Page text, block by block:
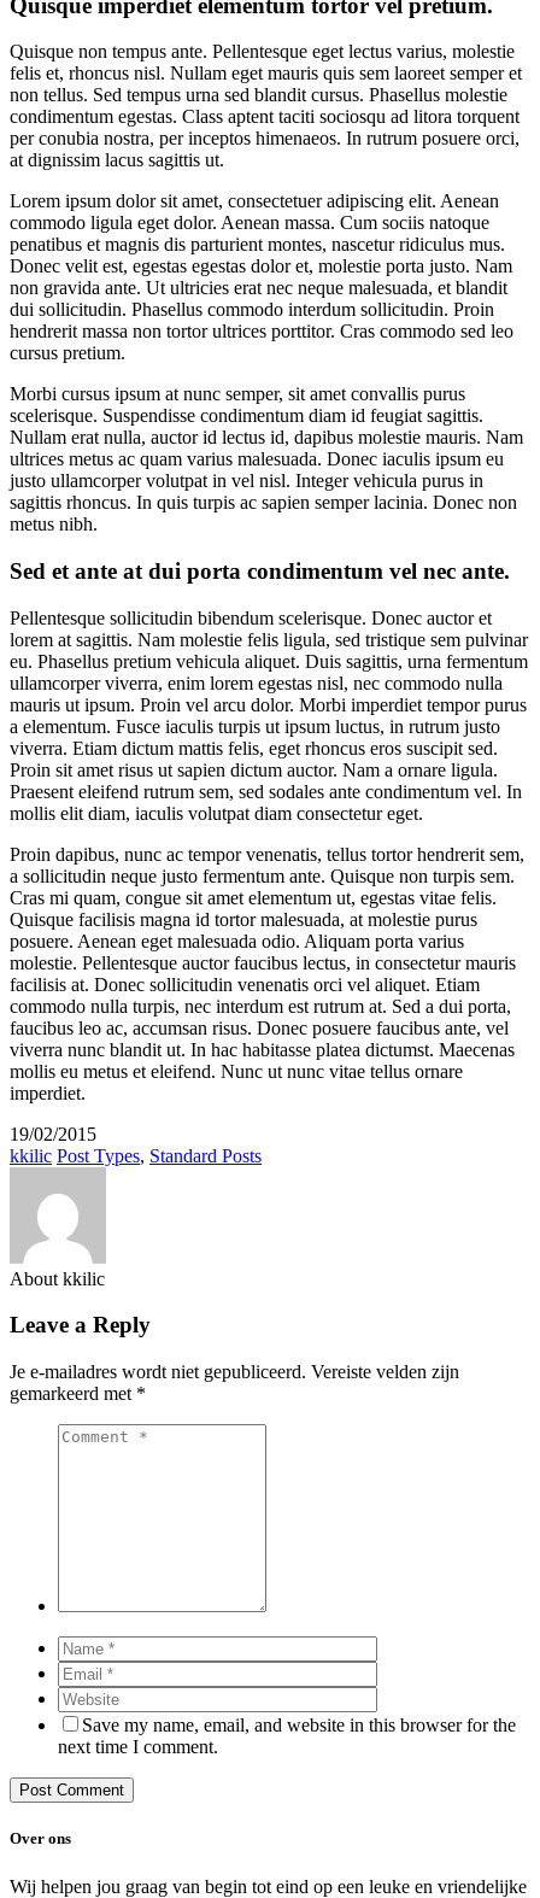
Quisque non tempus ante. Pellentesque eget lectus varius, molestie
felis et, rhoncus nisl. Nullam eget mauris quis sem laoreet semper et
non tellus. Sed tempus urna sed blandit cursus. Phasellus molestie
condimentum egestas. Class aptent taciti sociosqu ad litora torquent
per conubia nostra, per inceptos himenaeos. In rutrum posuere orci,
at dignissim lacus sagittis ut.
Lorem ipsum dolor sit amet, consectetuer adipiscing elit. Aenean
commodo ligula eget dolor. Aenean massa. Cum sociis natoque
penatibus et magnis dis parturient montes, nascetur ridiculus mus.
Donec velit est, egestas egestas dolor et, molestie porta justo. Nam
non gravida ante. Ut ultricies erat nec neque malesuada, et blandit
dui sollicitudin. Phasellus commodo interdum sollicitudin. Proin
hendrerit massa non tortor ultrices porttitor. Cras commodo sed leo
cursus pretium.
Morbi cursus ipsum at nunc semper, sit amet convallis purus
scelerisque. Suspendisse condimentum diam id feugiat sagittis.
Nullam erat nulla, auctor id lectus id, dapibus molestie mauris. Nam
ultrices metus ac quam varius malesuada. Donec iaculis ipsum eu
justo ullamcorper volutpat in vel nisl. Integer vehicula purus in
sagittis rhoncus. In quis turpis ac sapien semper lacinia. Donec non
metus nibh.
Sed et ante at dui porta condimentum vel nec ante.
Pellentesque sollicitudin bibendum scelerisque. Donec auctor et
lorem at sagittis. Nam molestie felis ligula, sed tristique sem pulvinar
eu. Phasellus pretium vehicula aliquet. Duis sagittis, urna fermentum
ullamcorper viverra, enim lorem egestas nisl, nec commodo nulla
mauris ut ipsum. Proin vel arcu dolor. Morbi imperdiet tempor purus
a elementum. Fusce iaculis turpis ut ipsum luctus, in rutrum justo
viverra. Etiam dictum mattis felis, eget rhoncus eros suscipit sed.
Proin sit amet risus ut sapien dictum auctor. Nam a ornare ligula.
Praesent eleifend rutrum sem, sed sodales ante condimentum vel. In
mollis elit diam, iaculis volutpat diam consectetur eget.
Proin dapibus, nunc ac tempor venenatis, tellus tortor hendrerit sem,
a sollicitudin neque justo fermentum ante. Quisque non turpis sem.
Cras mi quam, congue sit amet elementum ut, egestas vitae felis.
Quisque facilisis magna id tortor malesuada, at molestie purus
posuere. Aenean eget malesuada odio. Aliquam porta varius
molestie. Pellentesque auctor faucibus lectus, in consectetur mauris
facilisis at. Donec sollicitudin venenatis orci vel aliquet. Etiam
commodo nulla turpis, nec interdum est rutrum at. Sed a dui porta,
faucibus leo ac, accumsan risus. Donec posuere faucibus ante, vel
viverra nunc blandit ut. In hac habitasse platea dictumst. Maecenas
mollis eu metus et eleifend. Nunc ut nunc vitae tellus ornare
imperdiet.
19/02/2015
kkilic Post Types, Standard Posts
About kkilic
Leave a Reply
Je e-mailadres wordt niet gepubliceerd. Vereiste velden zijn
gemarkeerd met *
Save my name, email, and website in this browser for the
next time I comment.
Over ons
Wij helpen jou graag van begin tot eind op een leuke en vriendelijke